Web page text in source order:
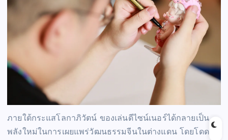
ภายใต้กระแสโลกาภิวัตน์ ของเล่นดีไซน์เนอร์ได้กลายเป็น
พลังใหม่ในการเผยแพร่วัฒนธรรมจีนในต่างแดน โดยโดด